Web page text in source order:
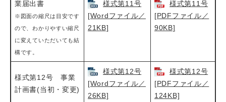
業届出書
※図面の縮尺は目安です
ので、わかりやすい縮尺
に変えていただいても結
構です。
様式第11号
[Wordファイル／
21KB]
様式第11号
[PDFファイル／
90KB]
様式第12号 事業
計画書(当初・変更)
様式第12号
[Wordファイル／
26KB]
様式第12号
[PDFファイル／
124KB]